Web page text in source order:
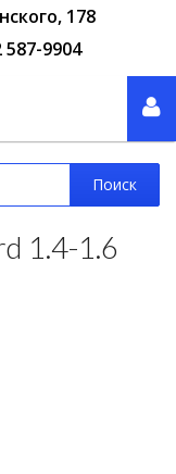
178
587-9904
Поиск
1.4-1.6